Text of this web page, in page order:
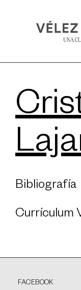
Bibliografía
Currículum
FACEBOOK